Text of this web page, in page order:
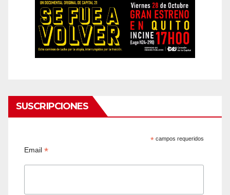
SUSCRIPCIONES
* campos requeridos
Email*